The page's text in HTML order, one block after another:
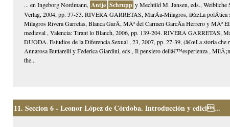
... en Ingeborg Nordmann, Antje Schrupp y Mechtild M. Jansen, eds.,
Verlag, 2004, pp. 37-53. RIVERA GARRETAS, MarÃ­a-Milagros, â€œLa polÃ­tica
Milagros Rivera Garretas, Blanca GarÃ­, MÂª del Carmen GarcÃ­a Herrero y MÂª
medieval , Valencia: Tirant lo Blanch, 2006, pp. 139-204. RIVERA GARRETAS,
DUODA. Estudios de la Diferencia Sexual , 23, 2007, pp. 27-39, (â€œLa storia che
Annarosa Buttarelli y Federica Giardini, eds., Il pensiero dellâ€™esperienza ,
the...
11. Seccion 6 - Leonor López de Córdoba. Introducción y edici...